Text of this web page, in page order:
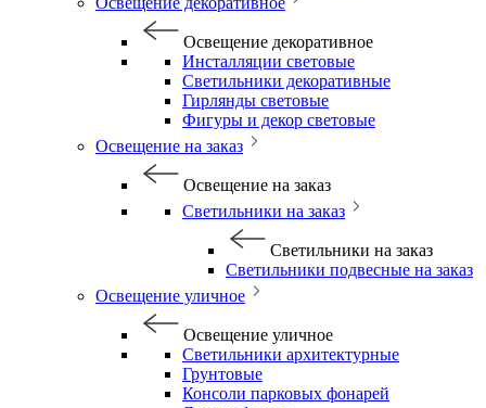
Освещение декоративное
Инсталляции световые
Светильники декоративные
Гирлянды световые
Фигуры и декор световые
Освещение на заказ
Освещение на заказ
Светильники на заказ
Светильники на заказ
Светильники подвесные на заказ
Освещение уличное
Освещение уличное
Светильники архитектурные
Грунтовые
Консоли парковых фонарей